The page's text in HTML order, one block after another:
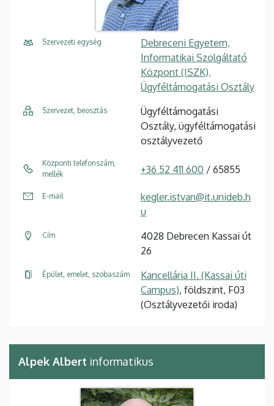
Szervezeti egység
Debreceni Egyetem,
Informatikai Szolgáltató
Központ (ISZK),
Ügyféltámogatási Osztály
Szervezet, beosztás
Ügyféltámogatási
Osztály, ügyféltámogatási
osztályvezető
Központi telefonszám,
mellék
+36 52 411 600 / 65855
E-mail
kegler.istvan@it.unideb.h
u
Cím
4028 Debrecen Kassai út
26
Épület, emelet, szobaszám
Kancellária II. (Kassai úti
Campus), földszint, F03
(Osztályvezetői iroda)
Alpek Albert informatikus